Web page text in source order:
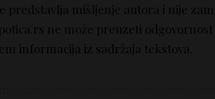
predstavlja mišljenje autora i nije
ne može preuzeti
informacija iz sadržaja tekstova.